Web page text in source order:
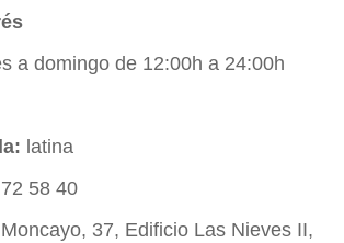
a domingo de 12:00h a 24:00h
latina
58 40
37, Edificio Las Nieves II,